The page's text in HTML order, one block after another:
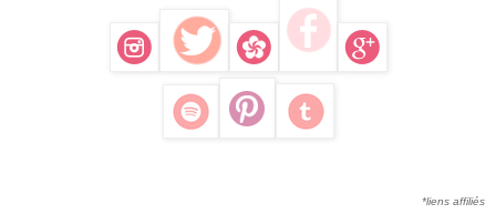
*liens affiliés